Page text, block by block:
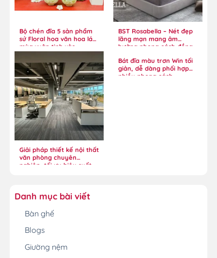
Bộ chén đĩa 5 sản phẩm
sứ Floral hoa văn hoa lá
mùa xuân tinh xảo
BST Rosabella – Nét đẹp
lãng mạn mang âm
hưởng phong cách đồng
Giải pháp thiết kế nội thất
văn phòng chuyên
nghiệp, tối ưu hiệu suất
Bát đĩa màu trơn Win tối
giản, dễ dàng phối hợp
nhiều phong cách
Danh mục bài viết
Bàn ghế
Blogs
Giường nệm